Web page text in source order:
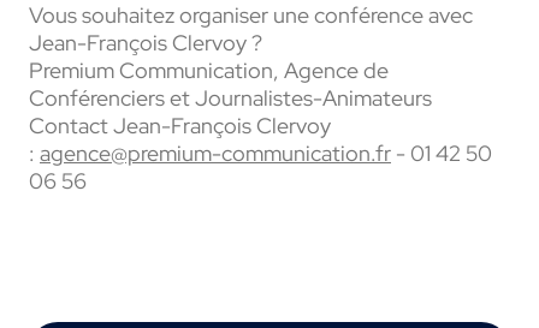
Vous souhaitez organiser une conférence avec
Jean-François Clervoy ?
Premium Communication, Agence de
Conférenciers et Journalistes-Animateurs
Contact Jean-François Clervoy
: agence@premium-communication.fr - 01 42 50
06 56